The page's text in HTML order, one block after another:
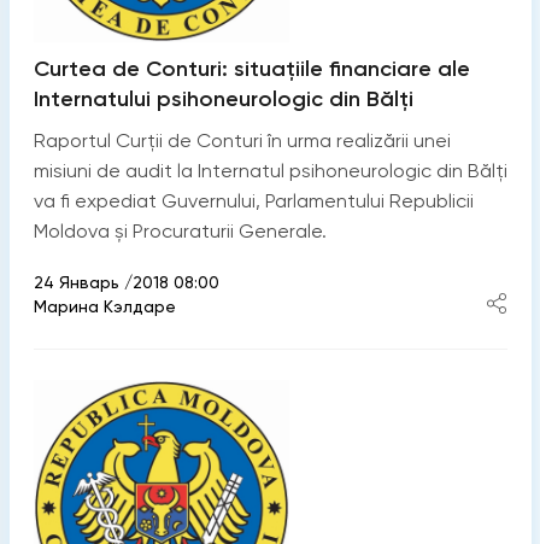
Curtea de Conturi: situațiile financiare ale
Internatului psihoneurologic din Bălți
Raportul Curții de Conturi în urma realizării unei
misiuni de audit la Internatul psihoneurologic din Bălți
va fi expediat Guvernului, Parlamentului Republicii
Moldova și Procuraturii Generale.
24 Январь /2018 08:00
Марина Кэлдаре